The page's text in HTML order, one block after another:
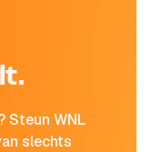
Steun WNL
slechts